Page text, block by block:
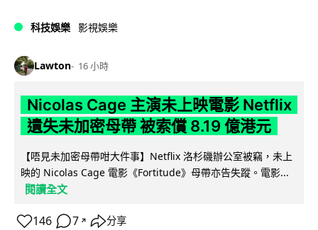
科技娛樂 影視娛樂
Lawton 16 小時
Nicolas Cage 主演未上映電影 Netflix
遺失未加密母帶 被索償 8.19 億港元
【唔見未加密母帶咁大件事】Netflix 洛杉磯辦公室被竊，未上
映的 Nicolas Cage 電影《Fortitude》母帶亦告失蹤。電影...
閱讀全文
146 7 ↗ 分享